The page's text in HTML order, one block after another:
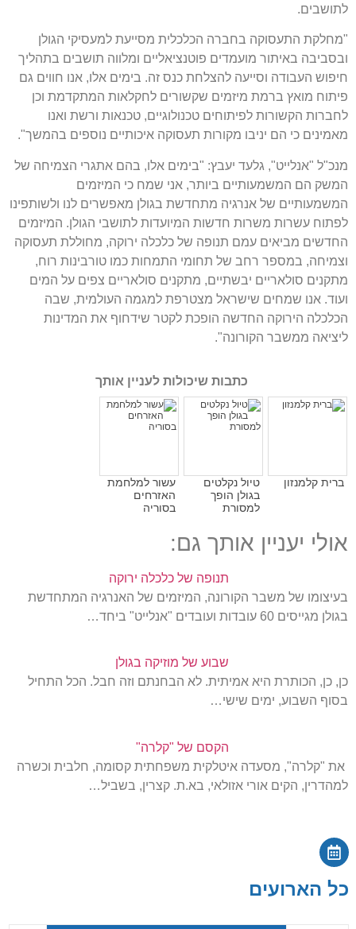
לתושבים.
"מחלקת התעסוקה בחברה הכלכלית מסייעת למעסיקי הגולן
ובסביבה באיתור מועמדים פוטנציאליים ומלווה תושבים בתהליך
חיפוש העבודה וסייעה להצלחת כנס זה. בימים אלו, אנו חווים גם
פיתוח מואץ ברמת מיזמים שקשורים לחקלאות המתקדמת וכן
לחברות הקשורות לפיתוחים טכנולוגיים, טכנאות ורשת ואנו
מאמינים כי הם יניבו מקורות תעסוקה איכותיים נוספים בהמשך".
מנכ"ל "אנלייט", גלעד יעבץ: "בימים אלו, בהם אתגרי הצמיחה של
המשק הם המשמעותיים ביותר, אני שמח כי המיזמים
המשמעותיים של אנרגיה מתחדשת בגולן מאפשרים לנו ולשותפינו
לפתוח עשרות משרות חדשות המיועדות לתושבי הגולן. המיזמים
החדשים מביאים עמם תנופה של כלכלה ירוקה, מחוללת תעסוקה
וצמיחה, במספר רחב של תחומי התמחות כמו טורבינות רוח,
מתקנים סולאריים יבשתיים, מתקנים סולאריים צפים על המים
ועוד. אנו שמחים שישראל מצטרפת למגמה העולמית, שבה
הכלכלה הירוקה החדשה הופכת לקטר שידחוף את המדינות
ליציאה ממשבר הקורונה".
כתבות שיכולות לעניין אותך
ברית קלמנזון
טיול נקלטים
בגולן הופך
למסורת
עשור למלחמת
האזרחים
בסוריה
אולי יעניין אותך גם:
תנופה של כלכלה ירוקה
בעיצומו של משבר הקורונה, המיזמים של האנרגיה המתחדשת
בגולן מגייסים 60 עובדות ועובדים "אנלייט" ביחד…
שבוע של מוזיקה בגולן
כן, כן, הכותרת היא אמיתית. לא הבחנתם וזה חבל. הכל התחיל
בסוף השבוע, ימים שישי…
הקסם של "קלרה"
את "קלרה", מסעדה איטלקית משפחתית קסומה, חלבית וכשרה
למהדרין, הקים אורי אזולאי, בא.ת. קצרין, בשביל…
כל הארועים